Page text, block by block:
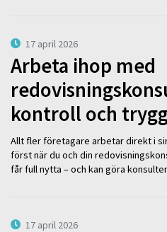
17 april 2026
Arbeta ihop med
kontroll och
Allt fler företagare arbetar direkt i
först när du och din
får full nytta – och kan göra
17 april 2026